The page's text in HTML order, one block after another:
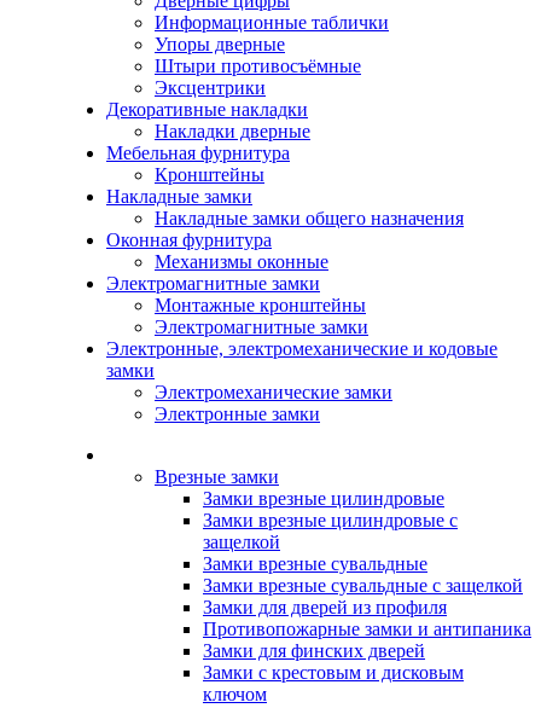
Информационные таблички
Упоры дверные
Штыри противосъёмные
Эксцентрики
Декоративные накладки
Накладки дверные
Мебельная фурнитура
Кронштейны
Накладные замки
Накладные замки общего назначения
Оконная фурнитура
Механизмы оконные
Электромагнитные замки
Монтажные кронштейны
Электромагнитные замки
Электронные, электромеханические и кодовые
замки
Электромеханические замки
Электронные замки
Врезные замки
Замки врезные цилиндровые
Замки врезные цилиндровые с
защелкой
Замки врезные сувальдные
Замки врезные сувальдные с защелкой
Замки для дверей из профиля
Противопожарные замки и антипаника
Замки для финских дверей
Замки с крестовым и дисковым
ключом